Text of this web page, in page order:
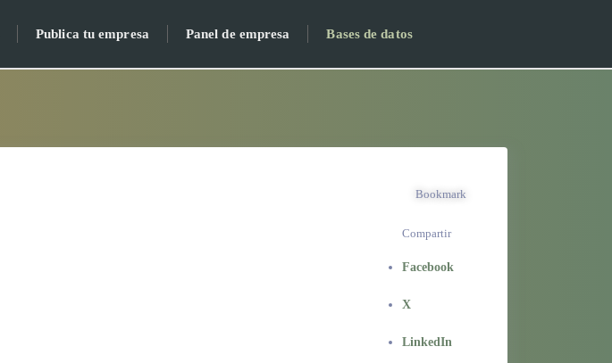
Publica tu empresa Panel de empresa Bases de datos
Bookmark
Compartir
Facebook
X
LinkedIn